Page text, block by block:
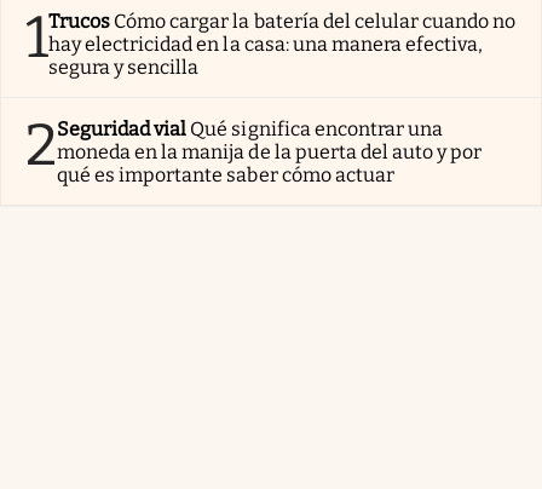
1Trucos Cómo cargar la batería del celular cuando no
hay electricidad en la casa: una manera efectiva,
segura y sencilla
2Seguridad vial Qué significa encontrar una
moneda en la manija de la puerta del auto y por
qué es importante saber cómo actuar